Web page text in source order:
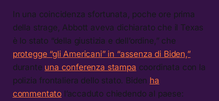
In una coincidenza sfortunata, poche ore prima
della strage, Abbott aveva dichiarato che il Texas
è lo stato “della giustizia e dell’ordine,” che
protegge “gli Americani” in “assenza di Biden,”
durante una conferenza stampa coordinata con la
polizia frontaliera dello stato. Biden ha
commentato l’accaduto chiedendo al paese: